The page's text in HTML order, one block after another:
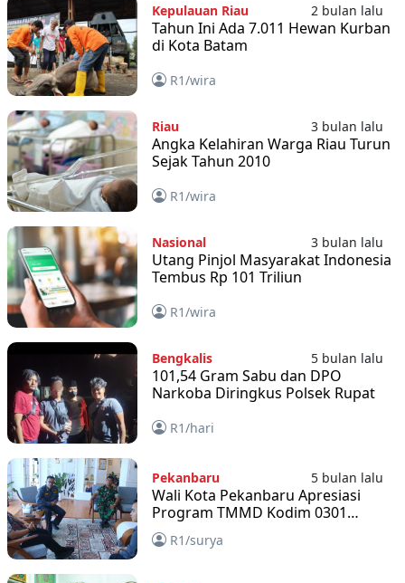
Kepulauan Riau 2 bulan lalu
Tahun Ini Ada 7.011 Hewan Kurban
di Kota Batam
R1/wira
Riau 3 bulan lalu
Angka Kelahiran Warga Riau Turun
Sejak Tahun 2010
R1/wira
Nasional 3 bulan lalu
Utang Pinjol Masyarakat Indonesia
Tembus Rp 101 Triliun
R1/wira
Bengkalis 5 bulan lalu
101,54 Gram Sabu dan DPO
Narkoba Diringkus Polsek Rupat
R1/hari
Pekanbaru 5 bulan lalu
Wali Kota Pekanbaru Apresiasi
Program TMMD Kodim 0301
Pekanbaru
R1/surya